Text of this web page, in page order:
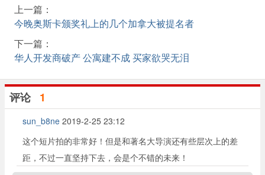
上一篇：
今晚奥斯卡颁奖礼上的几个加拿大被提名者
下一篇：
华人开发商破产 公寓建不成 买家欲哭无泪
评论 1
sun_b8ne 2019-2-25 23:12
这个短片拍的非常好！但是和著名大导演还有些层次上的差
距，不过一直坚持下去，会是个不错的未来！